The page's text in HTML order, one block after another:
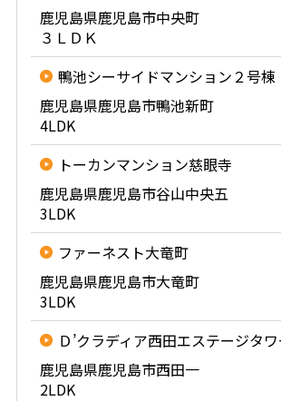
鹿児島県鹿児島市中央町
３ＬＤＫ
鴨池シーサイドマンション２号棟
鹿児島県鹿児島市鴨池新町
4LDK
トーカンマンション慈眼寺
鹿児島県鹿児島市谷山中央五
3LDK
ファーネスト大竜町
鹿児島県鹿児島市大竜町
3LDK
Ｄ’クラディア西田エステージタワ
鹿児島県鹿児島市西田一
2LDK